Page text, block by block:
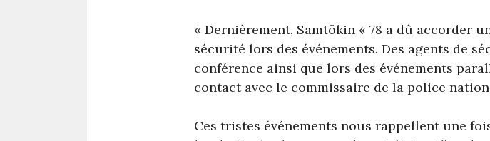
« Dernièrement, Samtökin « 78 a dû accorder
sécurité lors des événements. Des agents de
conférence ainsi que lors des événements
contact avec le commissaire de la police
Ces tristes événements nous rappellent une